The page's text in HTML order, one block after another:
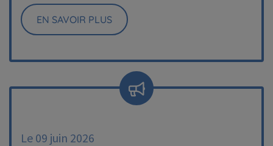
EN SAVOIR PLUS
Le 09 juin 2026